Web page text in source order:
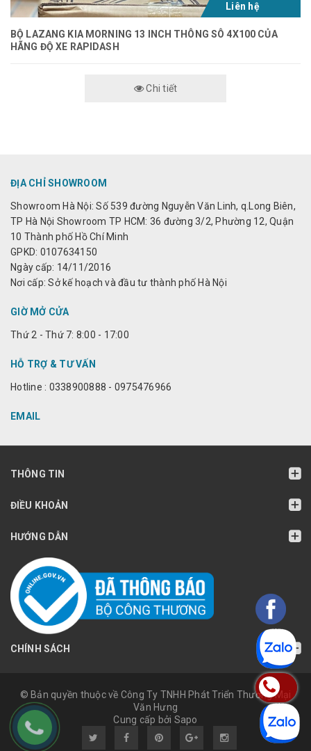
Liên hệ
BỘ LAZANG KIA MORNING 13 INCH THÔNG SÔ 4X100 CỦA
HÃNG ĐỘ XE RAPIDASH
Chi tiết
ĐỊA CHỈ SHOWROOM
Showroom Hà Nội: Số 539 đường Nguyễn Văn Linh, q.Long Biên,
TP Hà Nội Showroom TP HCM: 36 đường 3/2, Phường 12, Quận
10 Thành phố Hồ Chí Minh
GPKD: 0107634150
Ngày cấp: 14/11/2016
Nơi cấp: Sở kế hoạch và đầu tư thành phố Hà Nội
GIỜ MỞ CỬA
Thứ 2 - Thứ 7: 8:00 - 17:00
HỖ TRỢ & TƯ VẤN
Hotline : 0338900888 - 0975476966
EMAIL
THÔNG TIN
ĐIỀU KHOẢN
HƯỚNG DẪN
CHÍNH SÁCH
© Bản quyền thuộc về Công Ty TNHH Phát Triển Thương Mại
Văn Hưng
Cung cấp bởi Sapo